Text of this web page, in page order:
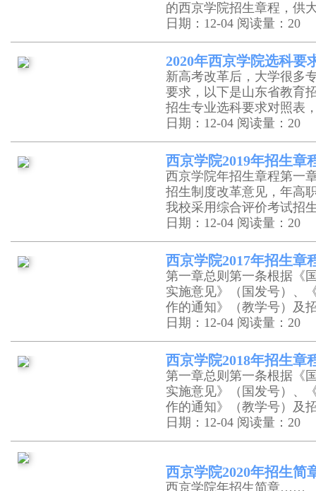
的西京学院招生章程，
日期：12-04 阅读量：20
2020年西京学院选科要
新高考改革后，大学很多
要求，以下是山东省教育
招生专业选科要求对照
日期：12-04 阅读量：20
西京学院2019年招生章
西京学院年招生章程第一
招生制度改革意见，年高
我校采用综合评价考试
日期：12-04 阅读量：20
西京学院2017年招生章
第一章总则第一条根据《
实施意见》（国发号）、
作的通知》（教学号）
日期：12-04 阅读量：20
西京学院2018年招生章
第一章总则第一条根据《
实施意见》（国发号）、
作的通知》（教学号）
日期：12-04 阅读量：20
西京学院2020年招生简
西京学院年招生简章……